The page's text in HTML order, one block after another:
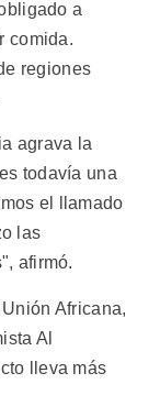
a
comida.
regiones
agrava la
todavía una
el llamado
las
afirmó.
Africana,
Al
lleva más